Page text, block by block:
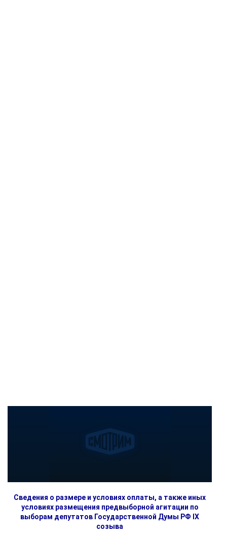
Сведения о размере и условиях оплаты, а также иных
условиях размещения предвыборной агитации по
выборам депутатов Государственной Думы РФ IX
созыва